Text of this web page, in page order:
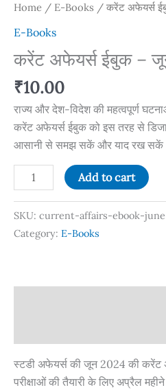
Home / E-Books / करेंट अफेयर्स
E-Books
करेंट अफेयर्स ईबुक –
₹10.00
राज्य और देश-विदेश की महत्वपूर्ण
करेंट अफेयर्स ईबुक को इस तरह से
आसानी से समझ सकें और याद रख
करेंट
अफेयर्स
ईबुक
-
Add to cart
SKU: current-affairs-ebook-
Category: E-Books
स्टडी अफेयर्स की जून 2024 की करेंट
परीक्षाओं की तैयारी के लिए अप्रैल